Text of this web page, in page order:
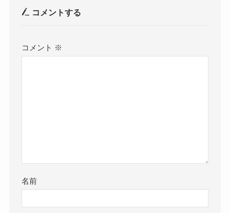
コメントする
コメント ※
名前